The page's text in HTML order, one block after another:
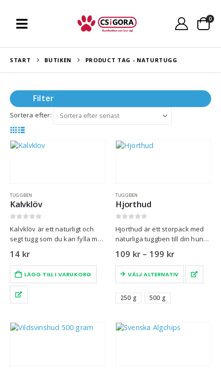
0
START BUTIKEN PRODUCT TAG - NATURTUGG
Filter
Sortera efter:
TUGGBEN
Kalvklöv
Kalvklöv är ett naturligt och
segt tugg som du kan fylla med
14 kr
LÄGG TILL I VARUKORG
TUGGBEN
Hjorthud
Hjorthud är ett storpack med
naturliga tuggben till din hund.
109 kr – 199 kr
VÄLJ ALTERNATIV
250 g 500 g